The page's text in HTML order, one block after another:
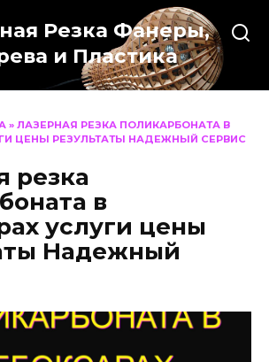
Резка Фанеры,
и Пластика
» ЛАЗЕРНАЯ РЕЗКА ПОЛИКАРБОНАТА В
ЦЕНЫ РЕЗУЛЬТАТЫ НАДЕЖНЫЙ СЕРВИС
резка
в
услуги цены
Надежный